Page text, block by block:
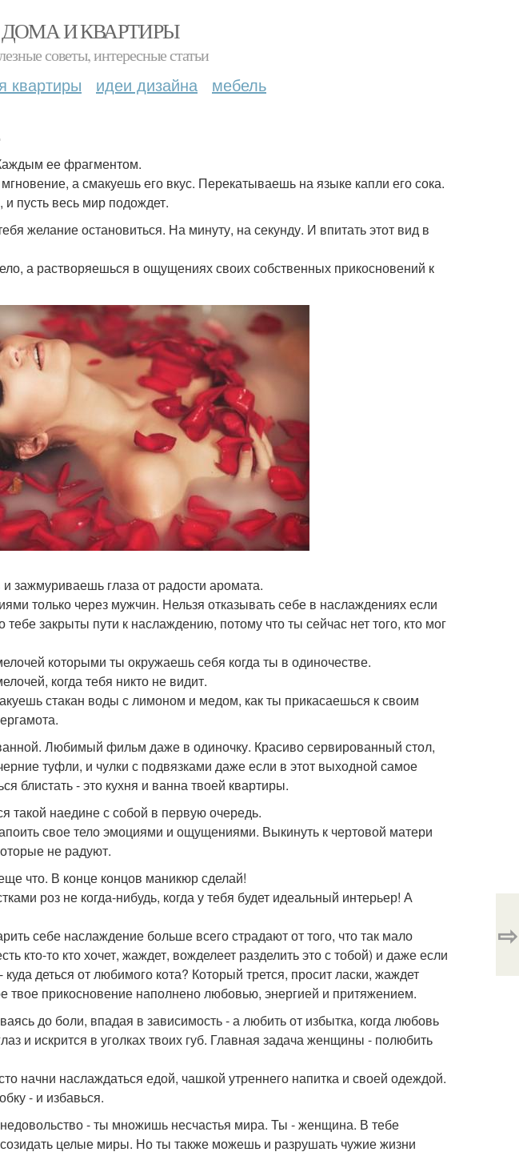
ДОМА И КВАРТИРЫ
советы, интересные статьи
квартиры идеи дизайна мебель
ее фрагментом.
а смакуешь его вкус. Перекатываешь на языке капли его сока.
пусть весь мир подождет.
желание остановиться. На минуту, на секунду. И впитать этот вид в
а растворяешься в ощущениях своих собственных прикосновений к
зажмуриваешь глаза от радости аромата.
только через мужчин. Нельзя отказывать себе в наслаждениях если
закрыты пути к наслаждению, потому что ты сейчас нет того, кто мог
которыми ты окружаешь себя когда ты в одиночестве.
когда тебя никто не видит.
стакан воды с лимоном и медом, как ты прикасаешься к своим
Любимый фильм даже в одиночку. Красиво сервированный стол,
туфли, и чулки с подвязками даже если в этот выходной самое
блистать - это кухня и ванна твоей квартиры.
такой наедине с собой в первую очередь.
свое тело эмоциями и ощущениями. Выкинуть к чертовой матери
не радуют.
что. В конце концов маникюр сделай!
роз не когда-нибудь, когда у тебя будет идеальный интерьер! А
себе наслаждение больше всего страдают от того, что так мало
кто-то кто хочет, жаждет, вожделеет разделить это с тобой) и даже если
деться от любимого кота? Который трется, просит ласки, жаждет
твое прикосновение наполнено любовью, энергией и притяжением.
до боли, впадая в зависимость - а любить от избытка, когда любовь
и искрится в уголках твоих губ. Главная задача женщины - полюбить
начни наслаждаться едой, чашкой утреннего напитка и своей одеждой.
- и избавься.
- ты множишь несчастья мира. Ты - женщина. В тебе
целые миры. Но ты также можешь и разрушать чужие жизни
⇨